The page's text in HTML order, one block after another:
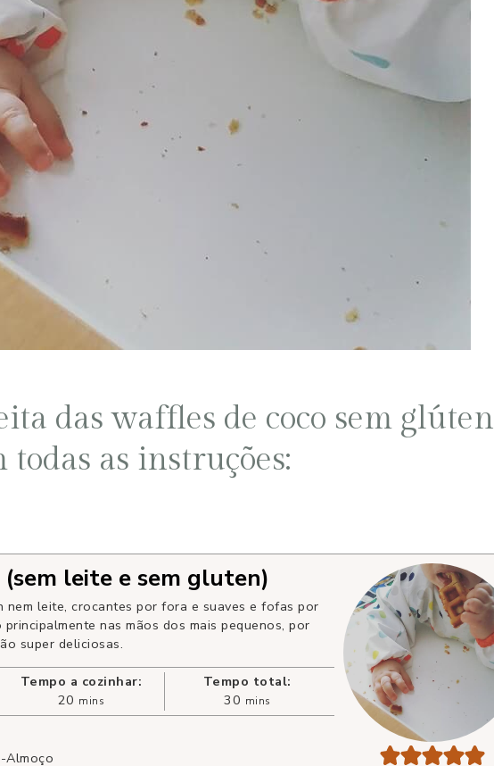
das waffles de coco sem glúten
todas as instruções:
leite e sem gluten)
leite, crocantes por fora e suaves e fofas por
nas mãos dos mais pequenos, por
super deliciosas.
Tempo a cozinhar:
20 mins
Tempo total:
30 mins
Almoço